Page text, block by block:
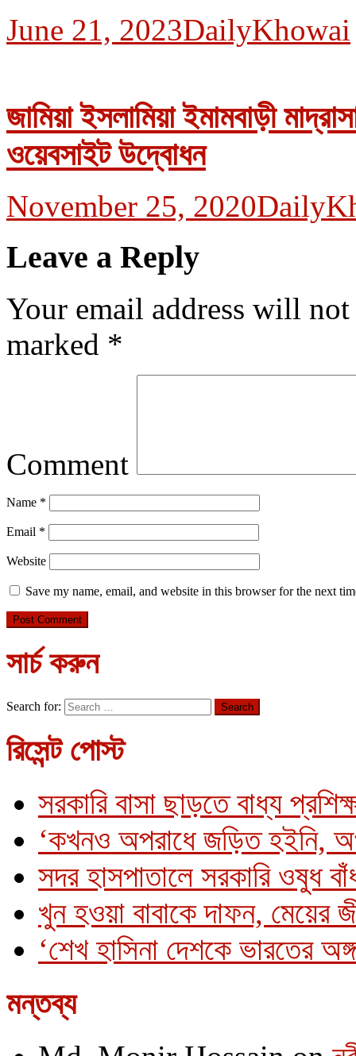
June 21, 2023DailyKhowai
জামিয়া ইসলামিয়া ইমামবাড়ী
ওয়েবসাইট উদ্বোধন
November 25, 2020
Leave a Reply
Your email address will
marked *
Comment
Name *
Email *
Website
Save my name, email, and website in this browser for the next
সার্চ করুন
Search for:
রিসেন্ট পোস্ট
সরকারি বাসা ছাড়তে বাধ্য
‘কখনও অপরাধে জড়িত হইনি,
সদর হাসপাতালে সরকারি ওষুধ
খুন হওয়া বাবাকে দাফন, মেয়ের
‘শেখ হাসিনা দেশকে ভারতের
মন্তব্য